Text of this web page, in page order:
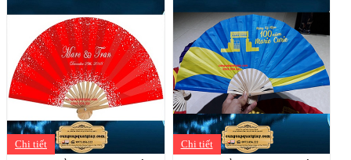
Chi tiết
Chi tiết